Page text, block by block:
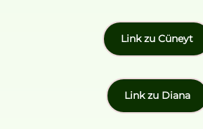
Link zu Cüneyt
Link zu Diana